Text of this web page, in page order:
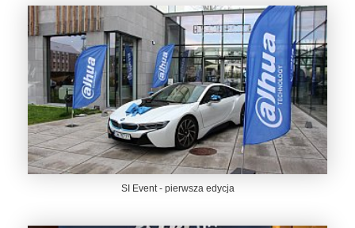
SI Event - pierwsza edycja